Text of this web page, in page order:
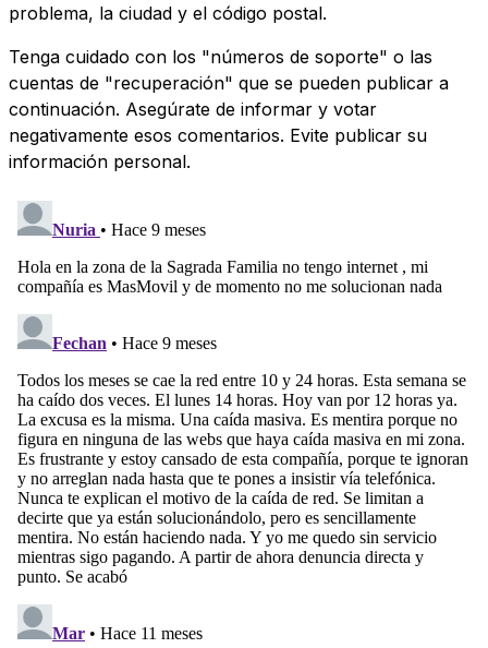
problema, la ciudad y el código postal.
Tenga cuidado con los "números de soporte" o las
cuentas de "recuperación" que se pueden publicar a
continuación. Asegúrate de informar y votar
negativamente esos comentarios. Evite publicar su
información personal.